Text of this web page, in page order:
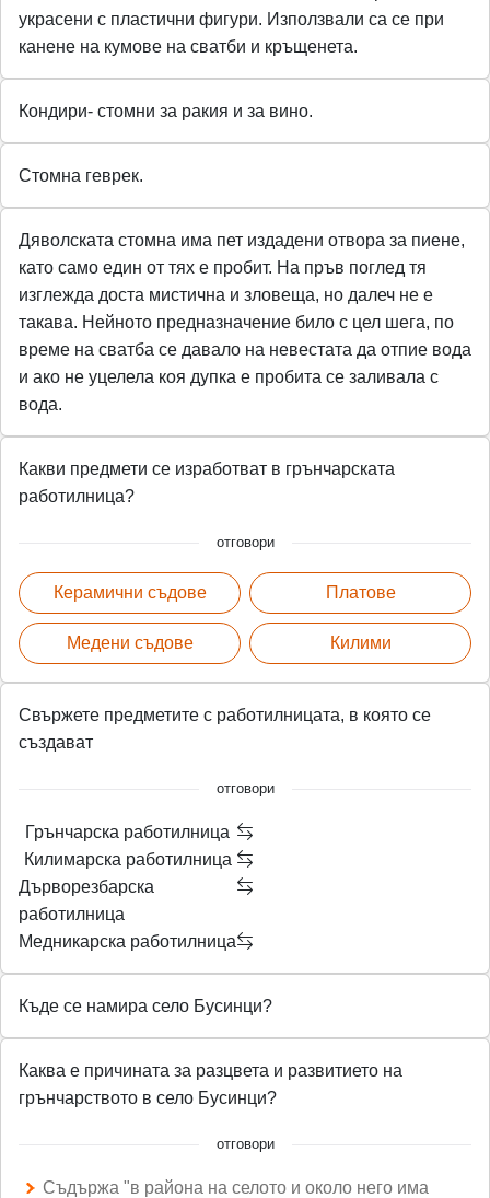
украсени с пластични фигури. Използвали са се при
канене на кумове на сватби и кръщенета.
Кондири- стомни за ракия и за вино.
Стомна геврек.
Дяволската стомна има пет издадени отвора за пиене,
като само един от тях е пробит. На пръв поглед тя
изглежда доста мистична и зловеща, но далеч не е
такава. Нейното предназначение било с цел шега, по
време на сватба се давало на невестата да отпие вода
и ако не уцелела коя дупка е пробита се заливала с
вода.
Какви предмети се изработват в грънчарската
работилница?
отговори
Керамични съдове
Медени съдове
Платове
Килими
Свържете предметите с работилницата, в която се
създават
отговори
Грънчарска работилница
Килимарска работилница
Дърворезбарска
работилница
Медникарска работилница
Къде се намира село Бусинци?
Каква е причината за разцвета и развитието на
грънчарството в село Бусинци?
отговори
Съдържа "в района на селото и около него има